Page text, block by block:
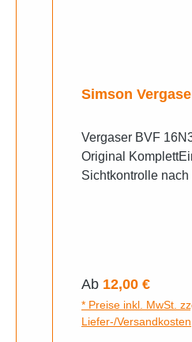
Simson
Vergaser BVF
Original
Sichtkontrolle
Regulärer Preis:
Ab 12,00 €
* Preise inkl. MwSt.
Liefer-/Versandkosten